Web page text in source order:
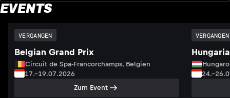
EVENTS
VERGANGEN
Belgian Grand Prix
Circuit de Spa-Francorchamps, Belgien
17.–19.07.2026
Zum Event
VERGANGEN